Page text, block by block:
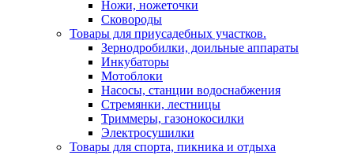
Ножи, ножеточки
Сковороды
Товары для приусадебных участков.
Зернодробилки, доильные аппараты
Инкубаторы
Мотоблоки
Насосы, станции водоснабжения
Стремянки, лестницы
Триммеры, газонокосилки
Электросушилки
Товары для спорта, пикника и отдыха